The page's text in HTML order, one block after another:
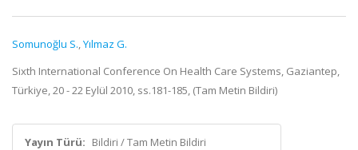
Somunoğlu S.,Yılmaz G.
Sixth International Conference On Health Care Systems, Gaziantep,
Türkiye, 20 - 22 Eylül 2010, ss.181-185, (Tam Metin Bildiri)
Yayın Türü: Bildiri / Tam Metin Bildiri